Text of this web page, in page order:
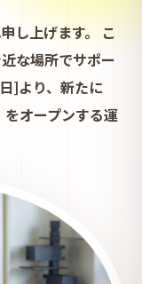
し上げます。 こ
な場所でサポー
]より、新たに
をオープンする運